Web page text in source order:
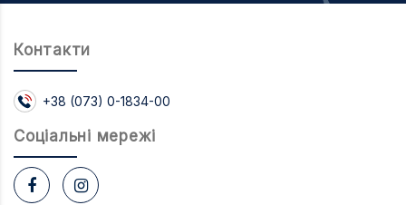
Контакти
+38 (073) 0-1834-00
Соцiальнi мережi